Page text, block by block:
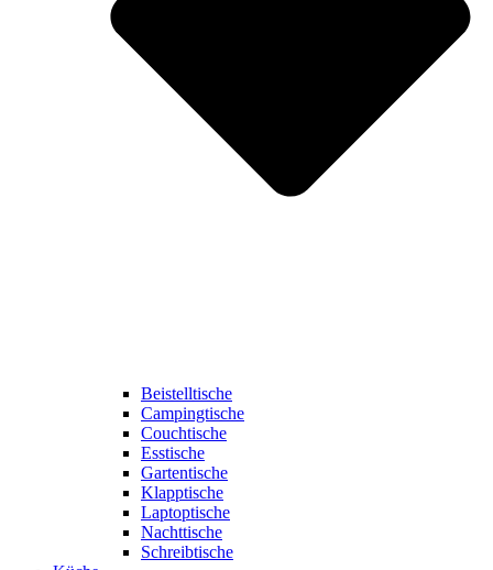
Beistelltische
Campingtische
Couchtische
Esstische
Gartentische
Klapptische
Laptoptische
Nachttische
Schreibtische